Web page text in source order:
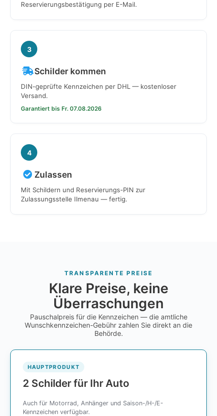
Reservierungsbestätigung per E-Mail.
3
Schilder kommen
DIN-geprüfte Kennzeichen per DHL — kostenloser
Versand.
Garantiert bis Fr. 07.08.2026
4
Zulassen
Mit Schildern und Reservierungs-PIN zur
Zulassungsstelle Ilmenau — fertig.
TRANSPARENTE PREISE
Klare Preise, keine
Überraschungen
Pauschalpreis für die Kennzeichen — die amtliche
Wunschkennzeichen-Gebühr zahlen Sie direkt an die
Behörde.
HAUPTPRODUKT
2 Schilder für Ihr Auto
Auch für Motorrad, Anhänger und Saison-/H-/E-
Kennzeichen verfügbar.